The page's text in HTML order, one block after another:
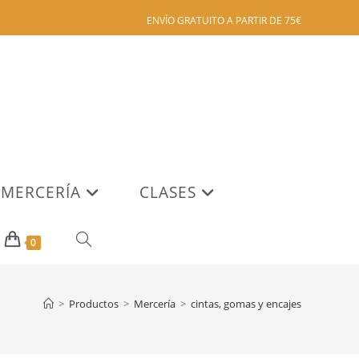
ENVÍO GRATUITO A PARTIR DE 75€
MERCERÍA CLASES
0 ALTERNAR
> Productos > Mercería > cintas, gomas y encajes